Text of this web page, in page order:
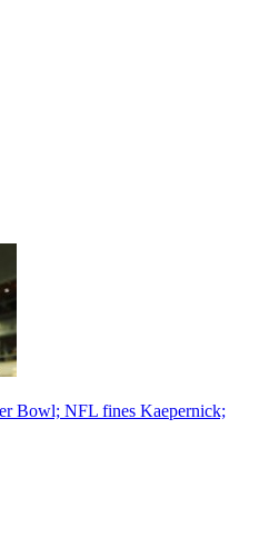
Bowl; NFL fines Kaepernick;